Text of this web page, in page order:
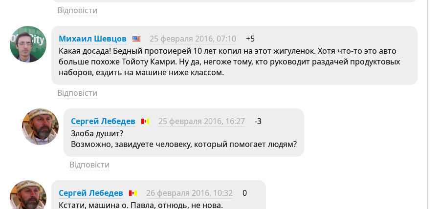
Відповісти
Михаил Шевцов 25 февраля 2016, 07:10
+5
Какая досада! Бедный протоиерей 10 лет копил на этот жигуленок. Хотя что-то это авто
больше похоже Тойоту Камри. Ну да, негоже тому, кто руководит раздачей продуктовых
наборов, ездить на машине ниже классом.
Відповісти
Сергей Лебедев 25 февраля 2016, 16:27
-3
Злоба душит?
Возможно, завидуете человеку, который помогает людям?
Відповісти
Сергей Лебедев 26 февраля 2016, 10:32
0
Кстати, машина о. Павла, отнюдь, не нова.